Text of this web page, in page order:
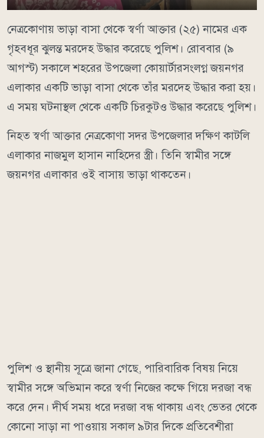
নেত্রকোণায় ভাড়া বাসা থেকে স্বর্ণা আক্তার (২৫) নামের এক
গৃহবধূর ঝুলন্ত মরদেহ উদ্ধার করেছে পুলিশ। রোববার (৯
আগস্ট) সকালে শহরের উপজেলা কোয়ার্টারসংলগ্ন জয়নগর
এলাকার একটি ভাড়া বাসা থেকে তাঁর মরদেহ উদ্ধার করা হয়।
এ সময় ঘটনাস্থল থেকে একটি চিরকুটও উদ্ধার করেছে পুলিশ।
নিহত স্বর্ণা আক্তার নেত্রকোণা সদর উপজেলার দক্ষিণ কাটলি
এলাকার নাজমুল হাসান নাহিদের স্ত্রী। তিনি স্বামীর সঙ্গে
জয়নগর এলাকার ওই বাসায় ভাড়া থাকতেন।
পুলিশ ও স্থানীয় সূত্রে জানা গেছে, পারিবারিক বিষয় নিয়ে
স্বামীর সঙ্গে অভিমান করে স্বর্ণা নিজের কক্ষে গিয়ে দরজা বন্ধ
করে দেন। দীর্ঘ সময় ধরে দরজা বন্ধ থাকায় এবং ভেতর থেকে
কোনো সাড়া না পাওয়ায় সকাল ৯টার দিকে প্রতিবেশীরা